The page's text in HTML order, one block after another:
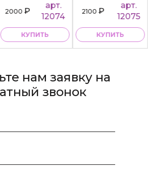
2000₽
арт.
12074
КУПИТЬ
2100₽
арт.
12075
КУПИТЬ
нам заявку на
звонок